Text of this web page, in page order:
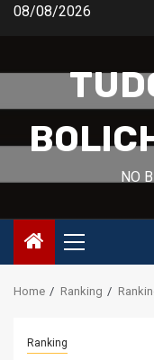
Skip08/08/2026
NO
Primary
Menu
Home Ranking
Ranking